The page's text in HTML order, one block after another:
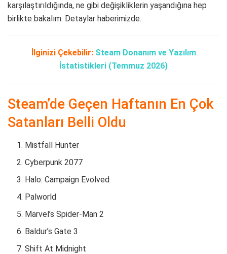
karşılaştırıldığında, ne gibi değişikliklerin yaşandığına hep
birlikte bakalım. Detaylar haberimizde.
İlginizi Çekebilir: Steam Donanım ve Yazılım
İstatistikleri (Temmuz 2026)
Steam’de Geçen Haftanın En Çok
Satanları Belli Oldu
Mistfall Hunter
Cyberpunk 2077
Halo: Campaign Evolved
Palworld
Marvel’s Spider-Man 2
Baldur’s Gate 3
Shift At Midnight